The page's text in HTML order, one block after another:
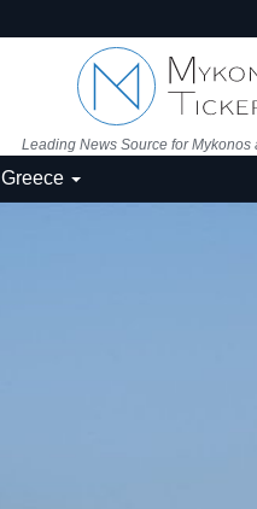
Leading News Source for Mykonos
Greece